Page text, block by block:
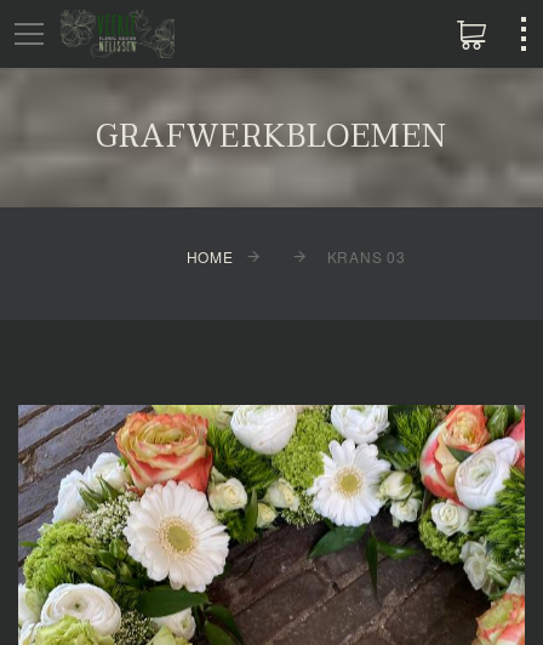
GRAFWERKBLOEMEN
HOME KRANS 03